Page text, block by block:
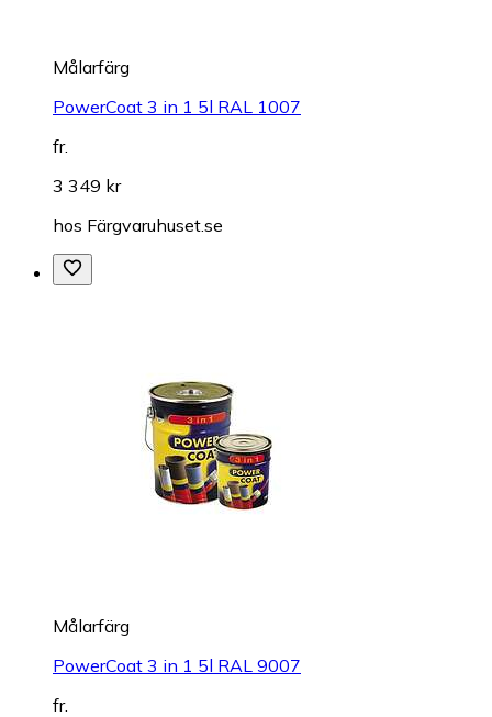
Målarfärg
PowerCoat 3 in 1 5l RAL 1007
fr.
3 349 kr
hos Färgvaruhuset.se
Målarfärg
PowerCoat 3 in 1 5l RAL 9007
fr.